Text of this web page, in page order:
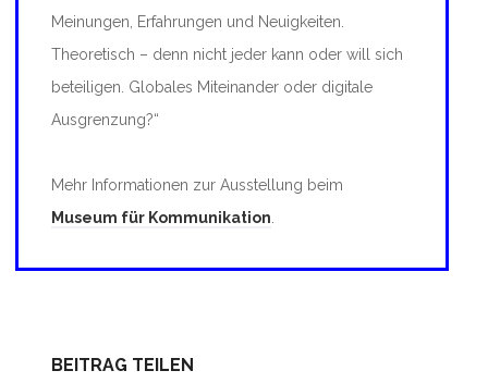
Meinungen, Erfahrungen und Neuigkeiten.
Theoretisch – denn nicht jeder kann oder will sich
beteiligen. Globales Miteinander oder digitale
Ausgrenzung?“
Mehr Informationen zur Ausstellung beim
Museum für Kommunikation
BEITRAG TEILEN